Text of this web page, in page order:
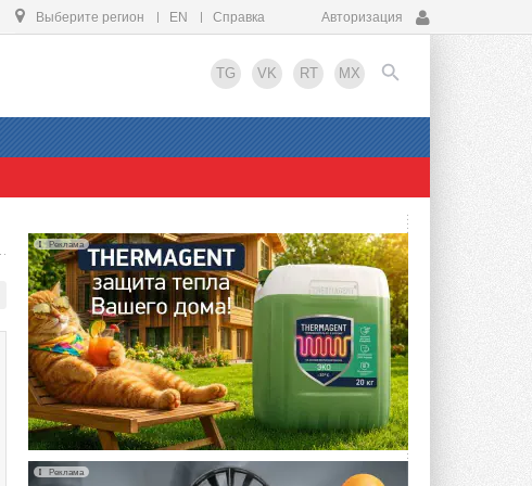
Выберите регион EN Справка Авторизация
TG VK RT MX
EN
Реклама
Реклама